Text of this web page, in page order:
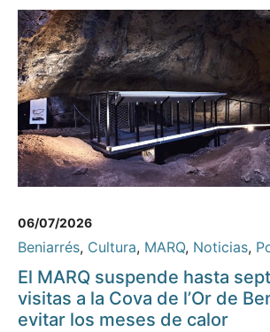
06/07/2026
Beniarrés, Cultura, MARQ, Noticias,
El MARQ suspende hasta
visitas a la Cova de l’Or de
evitar los meses de calor